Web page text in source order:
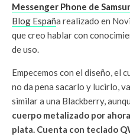
Messenger Phone de
Blog España realizado en
que creo hablar con
de uso.
Empecemos con el diseño, el
no da pena sacarlo y lucirlo,
similar a una Blackberry,
cuerpo metalizado por
plata. Cuenta con teclado